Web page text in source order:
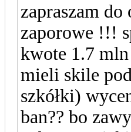
zapraszam
zaporowe !!!
kwote 1.7
mieli skile
szkółki)
ban?? bo